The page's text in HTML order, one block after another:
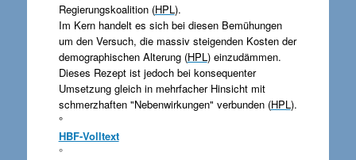
Regierungskoalition (HPL ).
Im Kern handelt es sich bei diesen Bemühungen
um den Versuch, die massiv steigenden Kosten der
demographischen Alterung (HPL ) einzudämmen.
Dieses Rezept ist jedoch bei konsequenter
Umsetzung gleich in mehrfacher Hinsicht mit
schmerzhaften "Nebenwirkungen" verbunden (HPL ).
°
HBF-Volltext
°